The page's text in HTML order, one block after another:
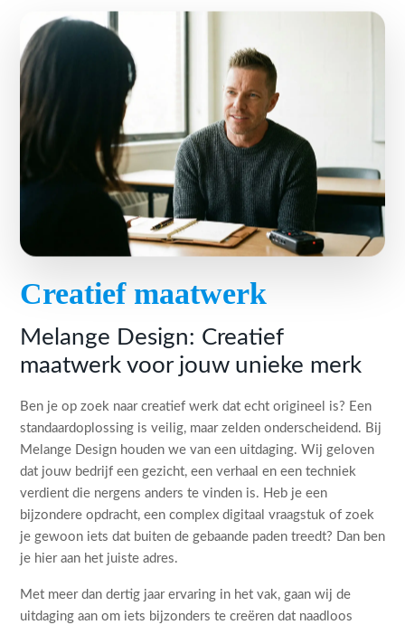
Creatief maatwerk
Melange Design: Creatief
maatwerk voor jouw unieke merk
Ben je op zoek naar creatief werk dat echt origineel is? Een
standaardoplossing is veilig, maar zelden onderscheidend. Bij
Melange Design houden we van een uitdaging. Wij geloven
dat jouw bedrijf een gezicht, een verhaal en een techniek
verdient die nergens anders te vinden is. Heb je een
bijzondere opdracht, een complex digitaal vraagstuk of zoek
je gewoon iets dat buiten de gebaande paden treedt? Dan ben
je hier aan het juiste adres.
Met meer dan dertig jaar ervaring in het vak, gaan wij de
uitdaging aan om iets bijzonders te creëren dat naadloos